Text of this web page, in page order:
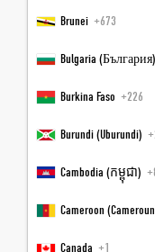
Nachname
Adresse
Brunei +673
Bulgaria (България)
Burkina Faso +226
Burundi (Uburundi)
Cambodia (កម្ពុជា)
Cameroon
Canada +1